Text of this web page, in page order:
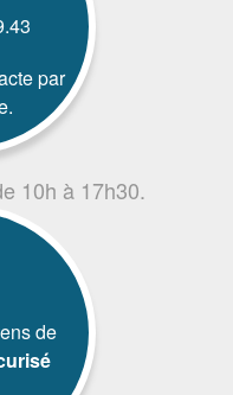
par
10h à 17h30.
de